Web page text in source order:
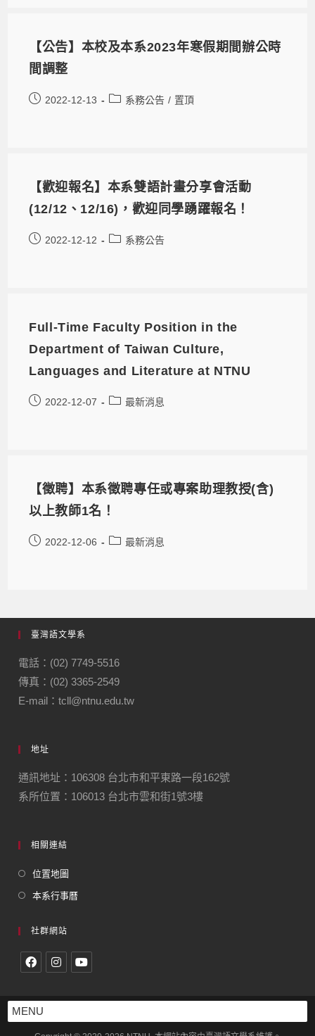
【公告】本校及本系2023年寒假期間辦公時
間調整
2022-12-13 系務公告 / 置頂
【歡迎報名】本系雙語計畫分享會活動
(12/12、12/16)，歡迎同學踴躍報名！
2022-12-12 系務公告
Full-Time Faculty Position in the
Department of Taiwan Culture,
Languages and Literature at NTNU
2022-12-07 最新消息
【徵聘】本系徵聘專任或專案助理教授(含)
以上教師1名！
2022-12-06 最新消息
臺灣語文學系
電話：(02) 7749-5516
傳真：(02) 3365-2549
E-mail：tcll@ntnu.edu.tw
地址
通訊地址：106308 台北市和平東路一段162號
系所位置：106013 台北市雲和街1號3樓
相關連結
位置地圖
本系行事曆
社群網站
MENU